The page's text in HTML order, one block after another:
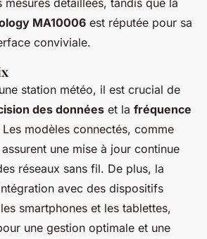
détaillées, tandis que la
MA10006 est réputée pour sa
conviviale.
station météo, il est crucial de
des données et la fréquence
Les modèles connectés, comme
une mise à jour continue
réseaux sans fil. De plus, la
avec des dispositifs
smartphones et les tablettes,
une gestion optimale et une